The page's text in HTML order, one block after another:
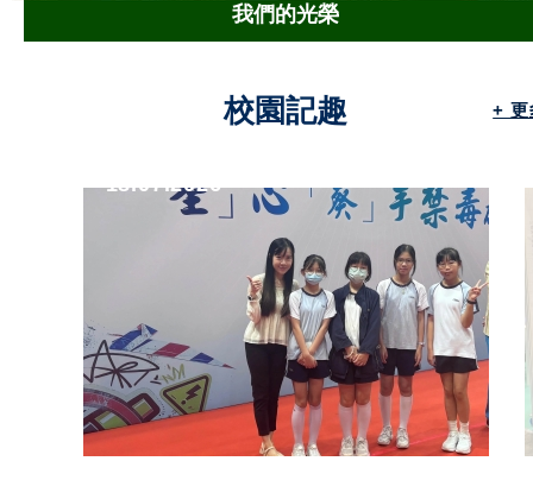
我們的光榮
校園記趣 + 更
18.07.2026